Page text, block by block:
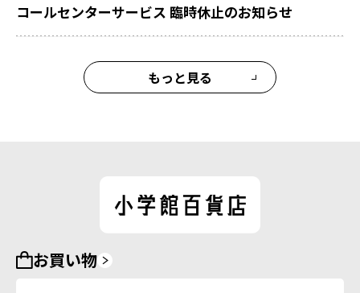
コールセンターサービス 臨時休止のお知らせ
もっと見る
お買い物